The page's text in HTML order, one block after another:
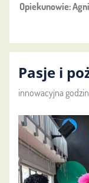
Opiekunowie:
Pasje i
innowacyjna